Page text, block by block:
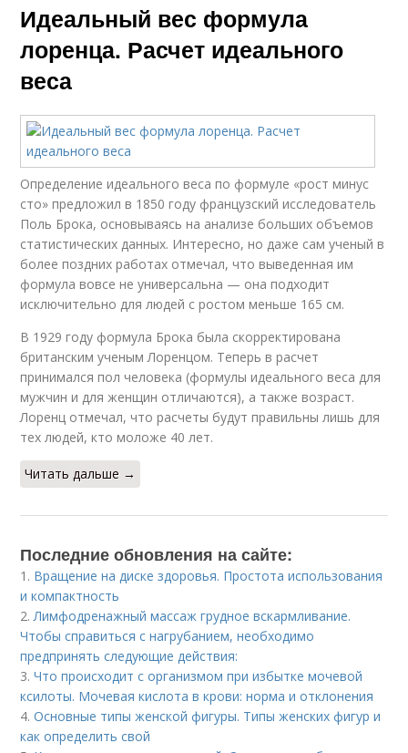
Идеальный вес формула
лоренца. Расчет идеального
веса
Определение идеального веса по формуле «рост минус
сто» предложил в 1850 году французский исследователь
Поль Брока, основываясь на анализе больших объемов
статистических данных. Интересно, но даже сам ученый в
более поздних работах отмечал, что выведенная им
формула вовсе не универсальна — она подходит
исключительно для людей с ростом меньше 165 см.
В 1929 году формула Брока была скорректирована
британским ученым Лоренцом. Теперь в расчет
принимался пол человека (формулы идеального веса для
мужчин и для женщин отличаются), а также возраст.
Лоренц отмечал, что расчеты будут правильны лишь для
тех людей, кто моложе 40 лет.
Читать дальше →
Последние обновления на сайте:
1. Вращение на диске здоровья. Простота использования
и компактность
2. Лимфодренажный массаж грудное вскармливание.
Чтобы справиться с нагрубанием, необходимо
предпринять следующие действия:
3.Что происходит с организмом при избытке мочевой
ксилоты. Мочевая кислота в крови: норма и отклонения
4.Основные типы женской фигуры. Типы женских фигур и
как определить свой